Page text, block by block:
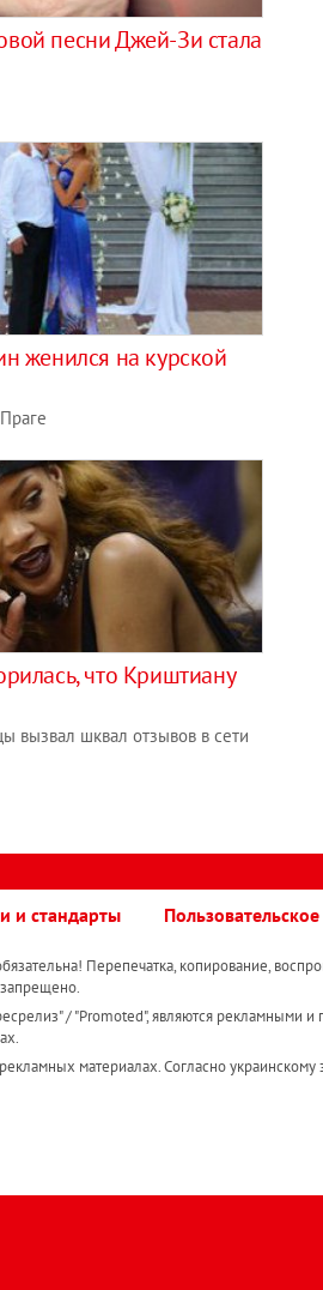
песни Джей-Зи стала
женился на курской
что Криштиану
вызвал шквал отзывов в сети
и стандарты
Перепечатка, копирование,
запрещено.
/ "Promoted", являются рекламными и
материалах. Согласно украинскому